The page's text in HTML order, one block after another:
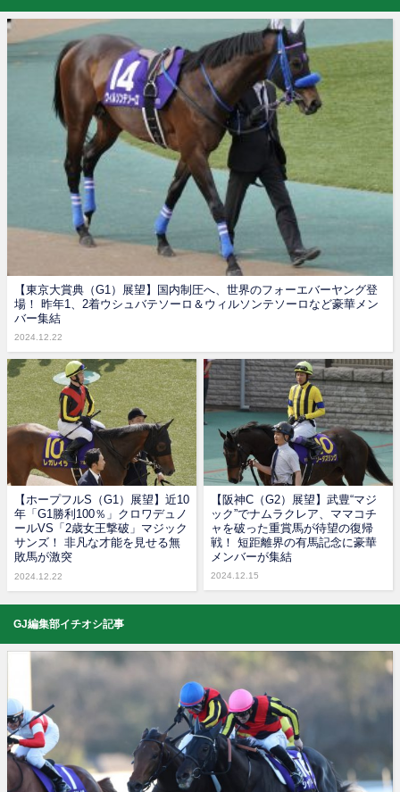
【東京大賞典（G1）展望】国内制圧へ、世界のフォーエバーヤング登
場！ 昨年1、2着ウシュバテソーロ＆ウィルソンテソーロなど豪華メン
バー集結
2024.12.22
【ホープフルS（G1）展望】近10
年「G1勝利100％」クロワデュノ
ールVS「2歳女王撃破」マジック
サンズ！ 非凡な才能を見せる無
敗馬が激突
2024.12.22
【阪神C（G2）展望】武豊“マジ
ック”でナムラクレア、ママコチ
ャを破った重賞馬が待望の復帰
戦！ 短距離界の有馬記念に豪華
メンバーが集結
2024.12.15
GJ編集部イチオシ記事